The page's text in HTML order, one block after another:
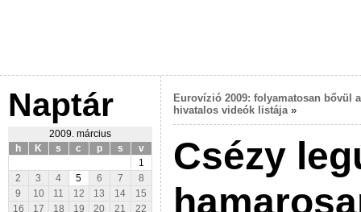
Naptár
2009. március
h
K s c p s
v
1
2
3 4 5 6 7
8
9
10 11 12 13 14
15
16
17 18 19 20 21
22
Eurovízió 2009: folyamatosan bővül a
hivatalos videók listája»
Csézy